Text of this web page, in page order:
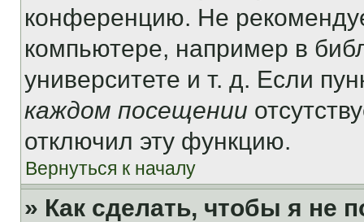
конференцию. Не
компьютере, например в
университете и т. д. Если
каждом посещении
отключил эту функцию.
Вернуться к началу
» Как сделать, чтобы я не